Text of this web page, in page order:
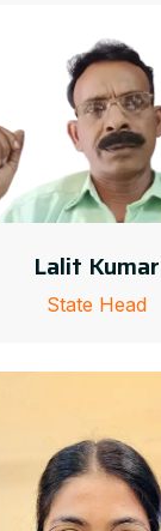
Lalit Kumar
State Head